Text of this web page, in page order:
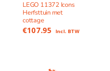
LEGO 11372 Icons
Herfsttuin met
cottage
€107.95 Incl. BTW